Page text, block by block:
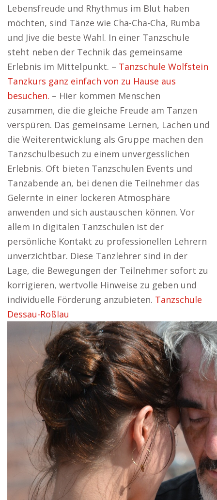
Lebensfreude und Rhythmus im Blut haben
möchten, sind Tänze wie Cha-Cha-Cha, Rumba
und Jive die beste Wahl. In einer Tanzschule
steht neben der Technik das gemeinsame
Erlebnis im Mittelpunkt. – Tanzschule Wolfstein
Tanzkurs ganz einfach von zu Hause aus
besuchen. – Hier kommen Menschen
zusammen, die die gleiche Freude am Tanzen
verspüren. Das gemeinsame Lernen, Lachen und
die Weiterentwicklung als Gruppe machen den
Tanzschulbesuch zu einem unvergesslichen
Erlebnis. Oft bieten Tanzschulen Events und
Tanzabende an, bei denen die Teilnehmer das
Gelernte in einer lockeren Atmosphäre
anwenden und sich austauschen können. Vor
allem in digitalen Tanzschulen ist der
persönliche Kontakt zu professionellen Lehrern
unverzichtbar. Diese Tanzlehrer sind in der
Lage, die Bewegungen der Teilnehmer sofort zu
korrigieren, wertvolle Hinweise zu geben und
individuelle Förderung anzubieten. Tanzschule
Dessau-Roßlau